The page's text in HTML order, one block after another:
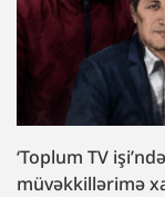
‘Toplum TV
müvəkkillərimə